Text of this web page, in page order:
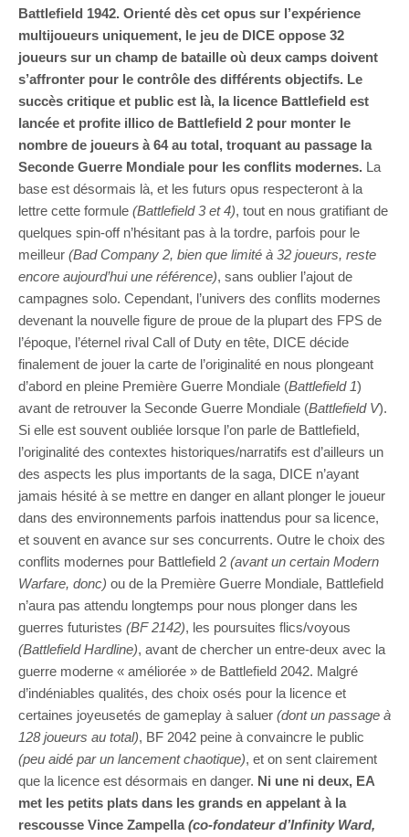
Battlefield 1942. Orienté dès cet opus sur l’expérience
multijoueurs uniquement, le jeu de DICE oppose 32
joueurs sur un champ de bataille où deux camps doivent
s’affronter pour le contrôle des différents objectifs. Le
succès critique et public est là, la licence Battlefield est
lancée et profite illico de Battlefield 2 pour monter le
nombre de joueurs à 64 au total, troquant au passage la
Seconde Guerre Mondiale pour les conflits modernes. La
base est désormais là, et les futurs opus respecteront à la
lettre cette formule (Battlefield 3 et 4), tout en nous gratifiant de
quelques spin-off n’hésitant pas à la tordre, parfois pour le
meilleur (Bad Company 2, bien que limité à 32 joueurs, reste
encore aujourd’hui une référence), sans oublier l’ajout de
campagnes solo. Cependant, l’univers des conflits modernes
devenant la nouvelle figure de proue de la plupart des FPS de
l’époque, l’éternel rival Call of Duty en tête, DICE décide
finalement de jouer la carte de l’originalité en nous plongeant
d’abord en pleine Première Guerre Mondiale (Battlefield 1)
avant de retrouver la Seconde Guerre Mondiale (Battlefield V).
Si elle est souvent oubliée lorsque l’on parle de Battlefield,
l’originalité des contextes historiques/narratifs est d’ailleurs un
des aspects les plus importants de la saga, DICE n’ayant
jamais hésité à se mettre en danger en allant plonger le joueur
dans des environnements parfois inattendus pour sa licence,
et souvent en avance sur ses concurrents. Outre le choix des
conflits modernes pour Battlefield 2 (avant un certain Modern
Warfare, donc) ou de la Première Guerre Mondiale, Battlefield
n’aura pas attendu longtemps pour nous plonger dans les
guerres futuristes (BF 2142), les poursuites flics/voyous
(Battlefield Hardline), avant de chercher un entre-deux avec la
guerre moderne « améliorée » de Battlefield 2042. Malgré
d’indéniables qualités, des choix osés pour la licence et
certaines joyeusetés de gameplay à saluer (dont un passage à
128 joueurs au total), BF 2042 peine à convaincre le public
(peu aidé par un lancement chaotique), et on sent clairement
que la licence est désormais en danger. Ni une ni deux, EA
met les petits plats dans les grands en appelant à la
rescousse Vince Zampella(co-fondateur d’Infinity Ward,